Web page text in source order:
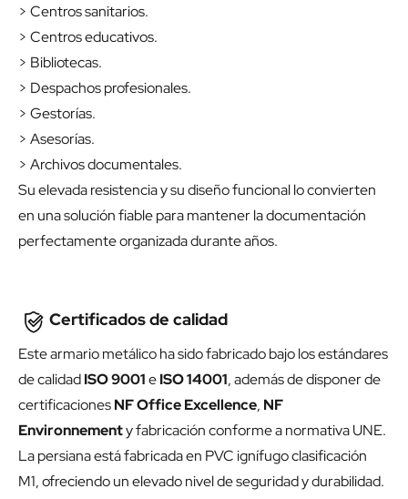
> Centros sanitarios.
> Centros educativos.
> Bibliotecas.
> Despachos profesionales.
> Gestorías.
> Asesorías.
> Archivos documentales.
Su elevada resistencia y su diseño funcional lo convierten
en una solución fiable para mantener la documentación
perfectamente organizada durante años.
Certificados de calidad
Este armario metálico ha sido fabricado bajo los estándares
de calidadISO 9001eISO 14001, además de disponer de
certificacionesNF Office Excellence, NF
Environnementy fabricación conforme a normativa UNE.
La persiana está fabricada en PVC ignífugo clasificación
M1, ofreciendo un elevado nivel de seguridad y durabilidad.